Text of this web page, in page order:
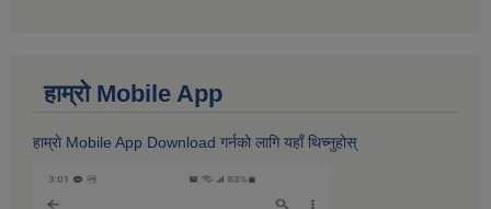
हाम्राे Mobile App
हाम्राे Mobile App Download गर्नकाे लागि यहाँ थिच्नुहोस्‌